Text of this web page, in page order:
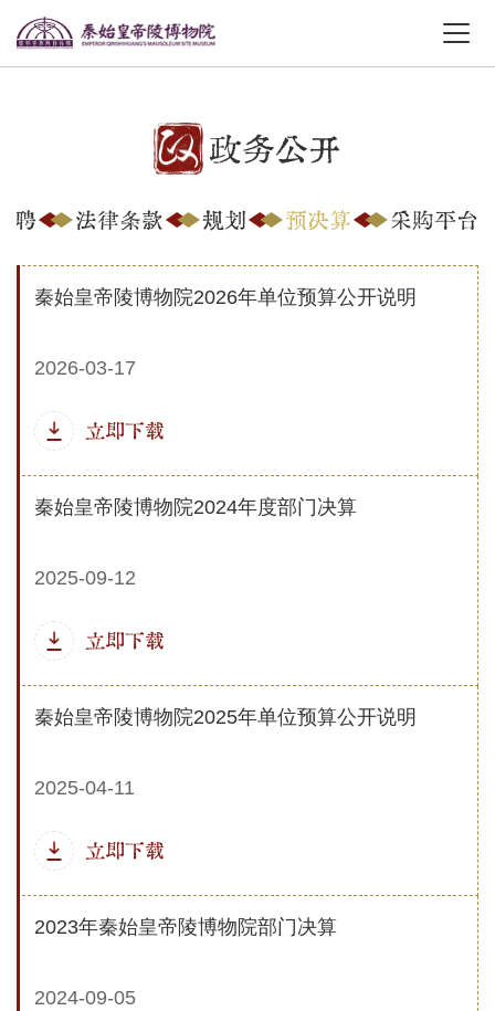
政务公开
聘 法律条款 规划 预决算 采购平台
秦始皇帝陵博物院2026年单位预算公开说明
2026-03-17
立即下载
秦始皇帝陵博物院2024年度部门决算
2025-09-12
立即下载
秦始皇帝陵博物院2025年单位预算公开说明
2025-04-11
立即下载
2023年秦始皇帝陵博物院部门决算
2024-09-05